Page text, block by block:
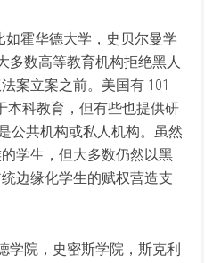
如霍华德大学，史贝尔曼学
多数高等教育机构拒绝黑人
案立案之前。美国有 101
本科教育，但有些也提供研
公共机构或私人机构。虽然
学生，但大多数仍然以黑
边缘化学生的赋权营造支
学院，史密斯学院，斯克利